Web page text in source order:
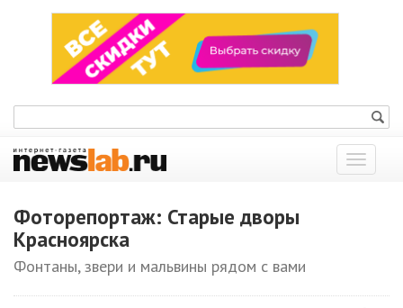
Показать
меню
Фоторепортаж: Старые дворы
Красноярска
Фонтаны, звери и мальвины рядом с вами